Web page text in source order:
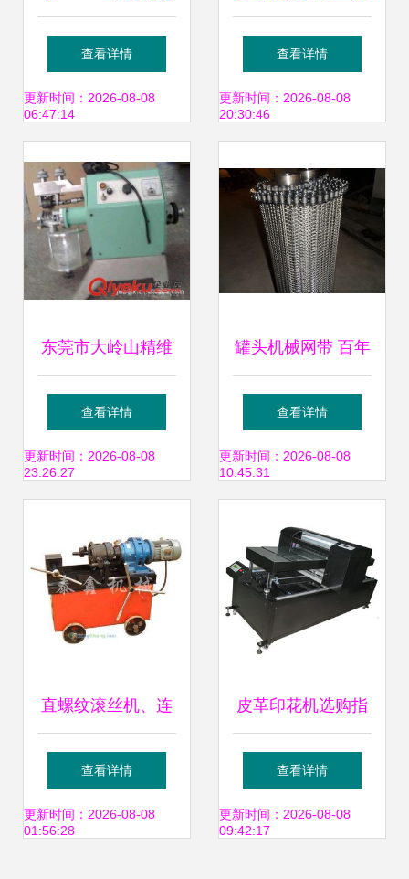
试验机 皮革机械中
的可靠性能测试专
查看详情
更新时间：2026-08-08
06:47:14
备产品列表及皮革
机械介绍
查看详情
更新时间：2026-08-08
20:30:46
东莞市大岭山精维
皮革机械配件店 专
业提供上胶、过胶
厂直销，质量保证
查看详情
更新时间：2026-08-08
23:26:27
罐头机械网带 百年
榜样晨源，赋能纺
织皮革加工新篇章
查看详情
更新时间：2026-08-08
10:45:31
直螺纹滚丝机、连
接套筒与滚丝轮 皮
革机械领域的精密
查看详情
更新时间：2026-08-08
01:56:28
皮革印花机选购指
南 厂家、价格、图
片与规格型号全解
查看详情
更新时间：2026-08-08
09:42:17